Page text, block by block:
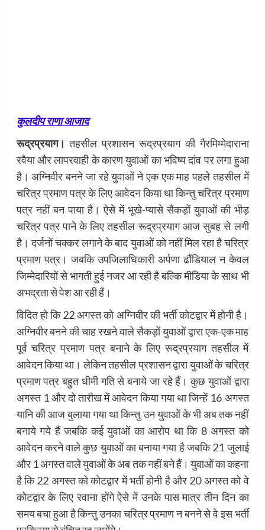
कुलदीप राणा आजाद
रूद्रप्रयाग। तहसील प्रशासन रूद्रप्रयाग की गैरमिम्मेदाराना
रवैया और लापरवाही के कारण युवाओं का भविष्य दांव पर लगा हुआ
है। अग्निवीर बनने जा रहे युवाओं ने एक एक माह पहले तहसील में
चरित्र प्रमाण पत्र के लिए आवेदन किया था किन्तु चरित्र प्रमाण
पत्र नहीं बन पाया है। ऐसे में भूखे-प्यासे सैकड़ों युवाओं की भीड़
चरित्र पत्र पाने के लिए तहसील रूद्रप्रयाग आज सुबह से लगी
है। दर्जनों चक्कर लगाने के बाद युवाओं को नहीं मिल रहा है चरित्र
प्रमाण पत्र। जबकि उपजिलाधिकारी अर्पणा ढौंडियाल न केवल
जिम्मेदारियों से भागती हुई नजर आ रही है बल्कि मीडिया के साथ भी
अभद्रता से पेश आ रही हैं।
विदित हो कि 22 अगस्त को अग्निवीर की भर्ती कोटद्वार में होनी है।
अग्निवीर बनने की चाह रखने वाले सैकड़ों युवाओं द्वारा एक-एक माह
पूर्व चरित्र प्रमाण पत्र बनाने के लिए रूद्रप्रयाग तहसील में
आवेदन किया था। लेकिन तहसील प्रशासन द्वारा युवाओं के चरित्र
प्रमाण पत्र बहुत धीमी गति से बनाये जा रहे हैं। कुछ युवाओं द्वारा
अगस्त 1 और दो तारीख में आवेदन किया गया था जिन्हें 16 अगस्त
यानि की आज बुलाया गया था किन्तु उन युवाओं के भी अब तक नहीं
बनाये गये हैं जबकि कई युवाओं का आरोप था कि 8 अगस्त को
आवेदन करने वाले कुछ युवाओं का बनाया गया है जबकि 21 जुलाई
और 1 अगस्त वाले युवाओं के अब तक नहीं बने हैं। युवाओं का कहना
है कि 22 अगस्त को कोटद्वार में भर्ती होनी है और 20 अगस्त को वे
कोटद्वार के लिए रवाना होंगे ऐसे में उनके पास मात्र तीन दिन का
समय बचा हुआ है किन्तु उनका चरित्र प्रमाण न बनने से वे इस भर्ती